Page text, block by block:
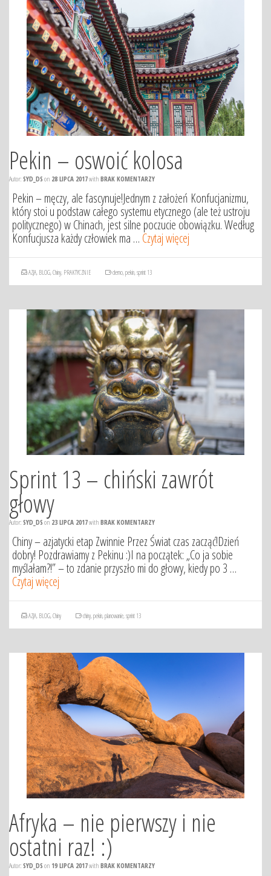
Pekin – oswoić kolosa
Autor: SYD_DS on 28 LIPCA 2017with BRAK KOMENTARZY
Pekin – męczy, ale fascynuje!Jednym z założeń Konfucjanizmu,
który stoi u podstaw całego systemu etycznego (ale też ustroju
politycznego) w Chinach, jest silne poczucie obowiązku. Według
Konfucjusza każdy człowiek ma … Czytaj więcej
AZJA, BLOG,Chiny, PRAKTYCZNIE demo,pekin,sprint 13
Sprint 13 – chiński zawrót
głowy
Autor: SYD_DS on 23 LIPCA 2017with BRAK KOMENTARZY
Chiny – azjatycki etap Zwinnie Przez Świat czas zacząć!Dzień
dobry! Pozdrawiamy z Pekinu :)I na początek: „Co ja sobie
myślałam?!” – to zdanie przyszło mi do głowy, kiedy po 3 …
Czytaj więcej
AZJA, BLOG,Chiny chiny,pekin,planowanie,sprint 13
Afryka – nie pierwszy i nie
ostatni raz! :)
Autor: SYD_DS on 19 LIPCA 2017with BRAK KOMENTARZY